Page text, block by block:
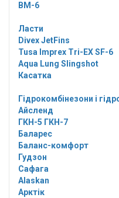
ВМ-6
Ласти
Divex JetFins
Tusa Imprex Tri-EX SF-6
Aqua Lung Slingshot
Касатка
Гідрокомбінезони і
Айсленд
ГКН-5 ГКН-7
Баларес
Баланс-комфорт
Гудзон
Сафага
Alaskan
Арктік